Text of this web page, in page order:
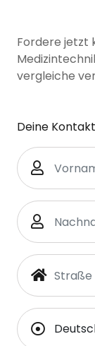
Fordere jetzt
vergleiche
Deine